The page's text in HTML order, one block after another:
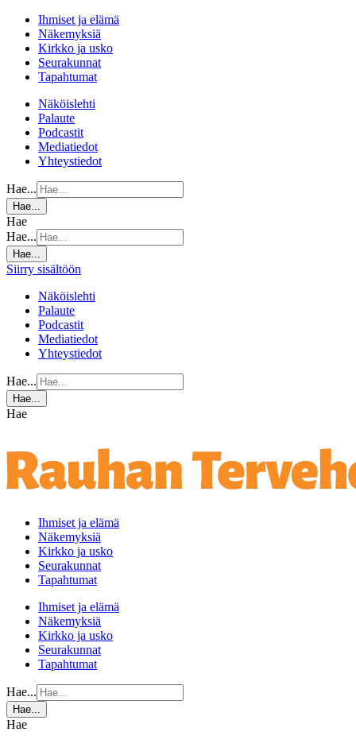
Ihmiset ja elämä
Näkemyksiä
Kirkko ja usko
Seurakunnat
Tapahtumat
Näköislehti
Palaute
Podcastit
Mediatiedot
Yhteystiedot
Hae...
Hae...
Hae
Hae...
Hae...
Siirry sisältöön
Näköislehti
Palaute
Podcastit
Mediatiedot
Yhteystiedot
Hae...
Hae...
Hae
Ihmiset ja elämä
Näkemyksiä
Kirkko ja usko
Seurakunnat
Tapahtumat
Ihmiset ja elämä
Näkemyksiä
Kirkko ja usko
Seurakunnat
Tapahtumat
Hae...
Hae...
Hae